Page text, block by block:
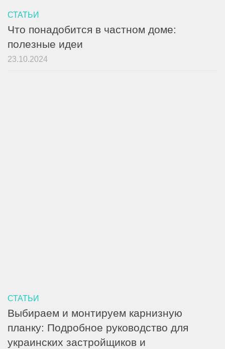
СТАТЬИ
Что понадобится в частном доме:
полезные идеи
23.10.2024
СТАТЬИ
Выбираем и монтируем карнизную
планку: Подробное руководство для
украинских застройщиков и